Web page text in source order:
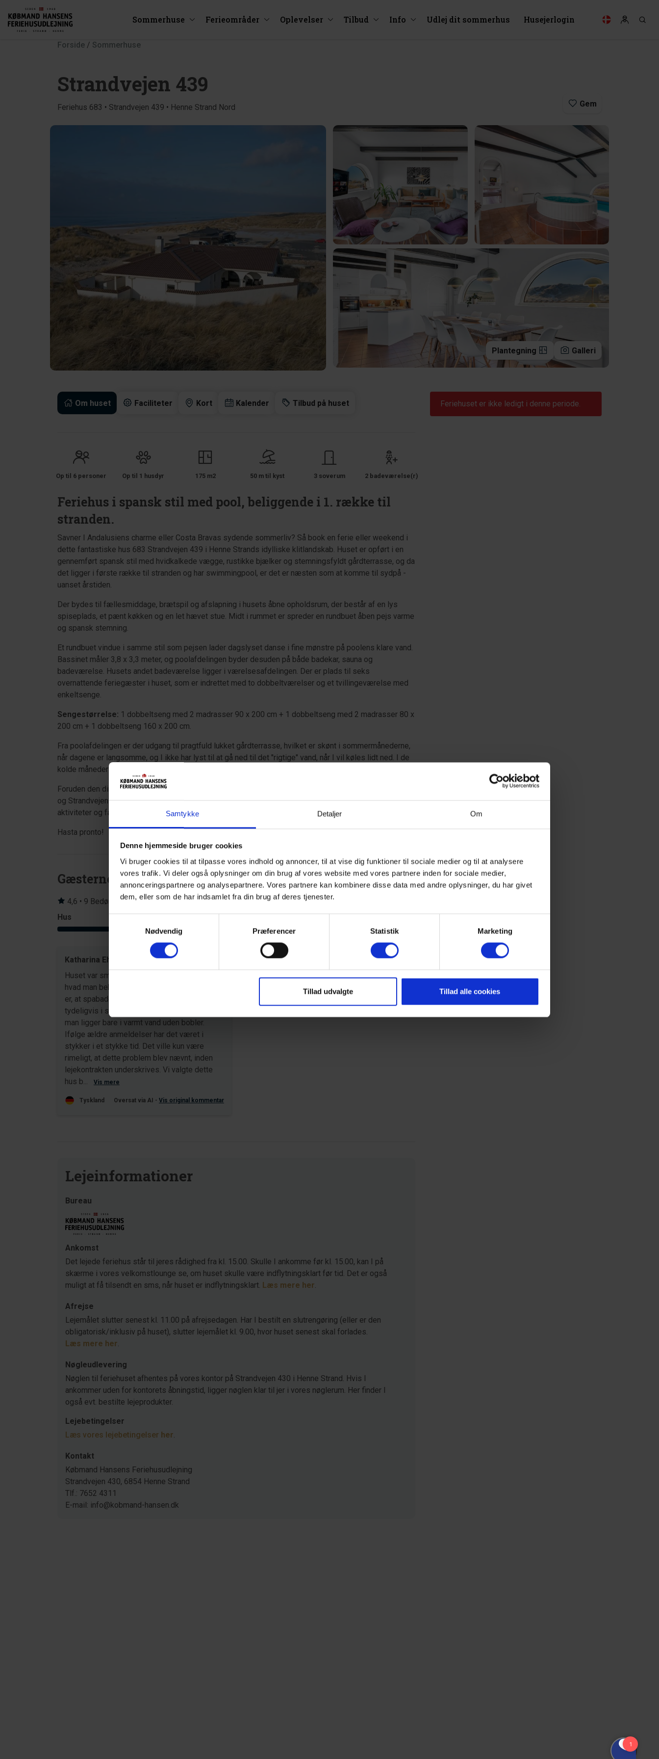
Samtykke Detaljer Om
Denne hjemmeside bruger cookies
Vi bruger cookies til at tilpasse vores indhold og annoncer, til at vise dig funktioner til sociale medier og til at analysere
vores trafik. Vi deler også oplysninger om din brug af vores website med vores partnere inden for sociale medier,
annonceringspartnere og analysepartnere. Vores partnere kan kombinere disse data med andre oplysninger, du har givet
dem, eller som de har indsamlet fra din brug af deres tjenester.
Nødvendig
Præferencer Statistik Marketing
Tillad udvalgte Tillad alle cookies
Sommerhuse Ferieområder Oplevelser Tilbud Info Udlej dit sommerhus Husejerlogin
Forside / Sommerhuse
Strandvejen 439
Feriehus 683 • Strandvejen 439 • Henne Strand Nord Gem
Plantegning Galleri
Om huset Faciliteter Kort Kalender Tilbud på huset
Op til 6 personer Op til 1 husdyr 175 m2 50 m til kyst 3 soverum 2 badeværelse(r)
Feriehus i spansk stil med pool, beliggende i 1. række til
stranden.
Savner I Andalusiens charme eller Costa Bravas sydende sommerliv? Så book en ferie eller weekend i
dette fantastiske hus 683 Strandvejen 439 i Henne Strands idylliske klitlandskab. Huset er opført i en
gennemført spansk stil med hvidkalkede vægge, rustikke bjælker og stemningsfyldt gårdterrasse, og da
det ligger i første række til stranden og har swimmingpool, er det er næsten som at komme til sydpå -
uanset årstiden.
Der bydes til fællesmiddage, brætspil og afslapning i husets åbne opholdsrum, der består af en lys
spiseplads, et pænt køkken og en let hævet stue. Midt i rummet er spreder en rundbuet åben pejs varme
og spansk stemning.
Et rundbuet vindue i samme stil som pejsen lader dagslyset danse i fine mønstre på poolens klare vand.
Bassinet måler 3,8 x 3,3 meter, og poolafdelingen byder desuden på både badekar, sauna og
badeværelse. Husets andet badeværelse ligger i værelsesafdelingen. Der er plads til seks
overnattende feriegæster i huset, som er indrettet med to dobbeltværelser og et tvillingeværelse med
enkeltsenge.
Sengestørrelse: 1 dobbeltseng med 2 madrasser 90 x 200 cm + 1 dobbeltseng med 2 madrasser 80 x
200 cm + 1 dobbeltseng 160 x 200 cm.
Fra poolafdelingen er der udgang til pragtfuld lukket gårdterrasse, hvilket er skønt i sommermånederne,
når dagene er langsomme, og I ikke har lyst til at gå ned til det "rigtige" vand, når I vil køles lidt ned. I de
kolde måneder er den nemme adgang til saunaen skøn for friske vinterbadere.
Foruden den direkte og meget korte afstand til den hvide sandstrand, ligger huset tæt på både stranden
og Strandvejens cafeer, butikker og restauranter. Herudover byder området på et væld af andre
aktiviteter og fantastiske gå- og cykelruter.
Hasta pronto!
Gæsterne siger
4,6 • 9 Bedømmelser
Hus
3,9
Grund
4,9
Område
4,9
Katharina Ehlert
Huset var smukt, vi nød det utroligt meget. Alt
hvad man behøver var der. Min eneste klage
er, at spabadet ikke virker. Dyserne er
tydeligvis i stykker. Vi brugte det alligevel;
man ligger bare i varmt vand uden bobler.
Ifølge ældre anmeldelser har det været i
stykker i et stykke tid. Det ville kun være
rimeligt, at dette problem blev nævnt, inden
lejekontrakten underskrives. Vi valgte dette
hus b...
Vis mere
Tyskland Oversat via AI - Vis original kommentar
Lejeinformationer
Bureau
Ankomst
Det lejede feriehus står til jeres rådighed fra kl. 15.00. Skulle I ankomme før kl. 15.00, kan I på
skærme i vores velkomstlounge se, om huset skulle være indflytningsklart før tid. Det er også
muligt at få tilsendt en sms, når huset er indflytningsklart. Læs mere her.
Afrejse
Lejemålet slutter senest kl. 11.00 på afrejsedagen. Har I bestilt en slutrengøring (eller er den
obligatorisk/inklusiv på huset), slutter lejemålet kl. 9.00, hvor huset senest skal forlades.
Læs mere her.
Nøgleudlevering
Nøglen til feriehuset afhentes på vores kontor på Strandvejen 430 i Henne Strand. Hvis I
ankommer uden for kontorets åbningstid, ligger nøglen klar til jer i vores nøglerum. Her finder I
også evt. bestilte lejeprodukter.
Lejebetingelser
Læs vores lejebetingelser her.
Kontakt
Købmand Hansens Feriehusudlejning
Strandvejen 430, 6854 Henne Strand
Tlf.: 7652 4311
E-mail: info@kobmand-hansen.dk
Feriehuset er ikke ledigt i denne periode.